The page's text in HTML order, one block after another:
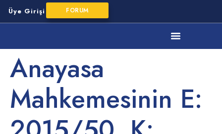
Üye Girişi FORUM
Anayasa
Mahkemesinin E: